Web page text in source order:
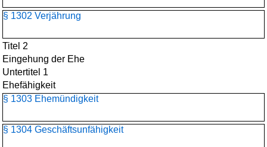
§ 1302 Verjährung
Titel 2
Eingehung der Ehe
Untertitel 1
Ehefähigkeit
§ 1303 Ehemündigkeit
§ 1304 Geschäftsunfähigkeit